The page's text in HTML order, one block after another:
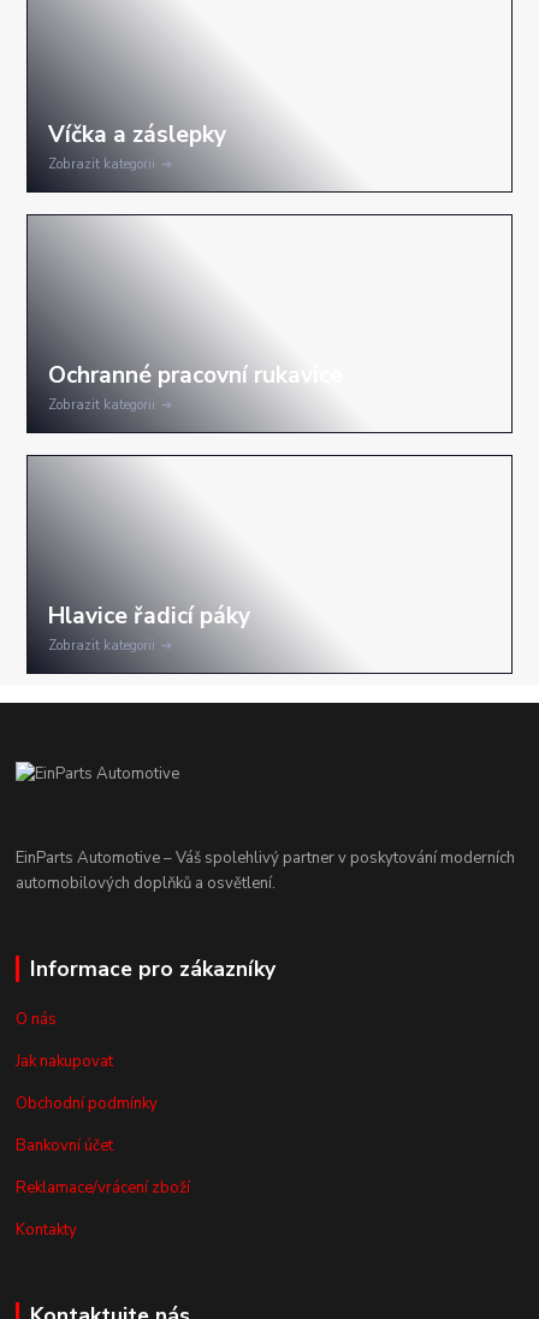
Zobrazit kategorii
Zobrazit kategorii
Zobrazit kategorii
EinParts Automotive – Váš spolehlivý partner v poskytování moderních
automobilových doplňků a osvětlení.
Informace pro zákazníky
O nás
Jak nakupovat
Obchodní podmínky
Bankovní účet
Reklamace/vrácení zboží
Kontakty